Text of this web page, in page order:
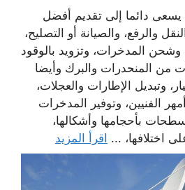
دائما إلى تقديم أفضل
والرفع، والصيانة أو التصليح،
وشحن المدخرات، وتزويد بالوقود
من المنحدرات والبرك وأيضا
وتبديل الإطارات والعجلات،
الفنيين، وتوفير المدخرات
بأحجامها وأشكالها،
اختلافها، ... اقرأ المزيد